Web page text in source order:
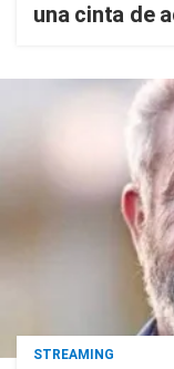
una cinta de
STREAMING